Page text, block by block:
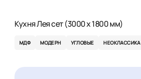
Кухня Лея сет (3000 x 1800 мм)
МДФ МОДЕРН УГЛОВЫЕ НЕОКЛАССИКА